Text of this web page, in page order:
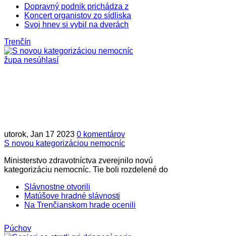
Dopravný podnik prichádza z
Koncert organistov zo sídliska
Svoj hnev si vybil na dverách
Trenčín
utorok, Jan 17 2023 0 komentárov
S novou kategorizáciou nemocníc
Ministerstvo zdravotníctva zverejnilo novú
kategorizáciu nemocníc. Tie boli rozdelené do
Slávnostne otvorili
Matúšove hradné slávnosti
Na Trenčianskom hrade ocenili
Púchov